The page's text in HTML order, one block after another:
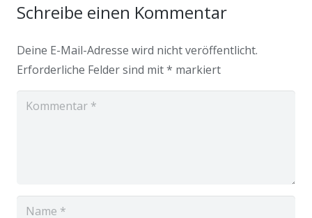
Schreibe einen Kommentar
Deine E-Mail-Adresse wird nicht veröffentlicht.
Erforderliche Felder sind mit* markiert